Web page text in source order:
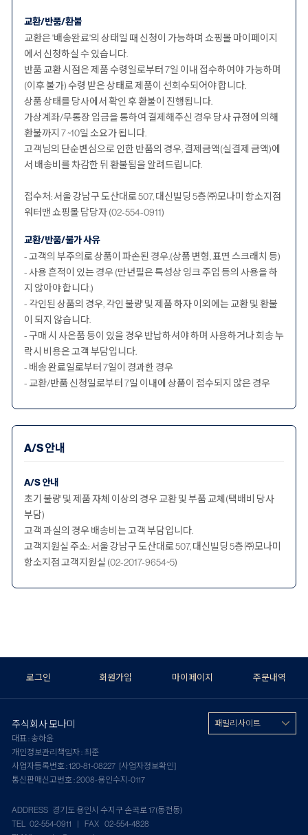
교환/반품/환불
교환은 '배송완료'의 상태일 때 신청이 가능하며 쇼핑몰 마이페이지
에서 신청하실 수 있습니다.
반품 교환 시점은 제품 수령일로부터 7일 이내 접수하여야 가능하며
(이후 불가) 수령 받은 상태로 제품이 선회수되어야 합니다.
상품 상태를 당사에서 확인 후 환불이 진행됩니다.
가상계좌/무통장 입금을 통하여 결제해주신 경우 당사 규정에 의해
환불까지 7 ~10일 소요가 됩니다.
고객님의 단순변심으로 인한 반품의 경우, 결제금액(실결제 금액)에
서 배송비를 차감한 뒤 환불됨을 알려드립니다.
접수처: 서울 강남구 도산대로 507, 대신빌딩 5층 ㈜모나미 항소지점
워터맨 쇼핑몰 담당자 (02-554-0911)
교환/반품/불가 사유
- 고객의 부주의로 상품이 파손된 경우.(상품 변형, 표면 스크래치 등)
- 사용 흔적이 있는 경우 (만년필은 특성상 잉크 주입 등의 사용을 하
지 않아야 합니다.)
- 각인된 상품의 경우, 각인 불량 및 제품 하자 이외에는 교환 및 환불
이 되지 않습니다.
- 구매 시 사은품 등이 있을 경우 반납하셔야 하며 사용하거나 회송 누
락시 비용은 고객 부담입니다.
- 배송 완료일로부터 7일이 경과한 경우
- 교환/반품 신청일로부터 7일 이내에 상품이 접수되지 않은 경우
A/S 안내
A/S 안내
초기 불량 및 제품 자체 이상의 경우 교환 및 부품 교체(택배비 당사
부담)
고객 과실의 경우 배송비는 고객 부담입니다.
고객지원실 주소: 서울 강남구 도산대로 507, 대신빌딩 5층 ㈜모나미
항소지점 고객지원실 (02-2017-9654~5)
로그인 회원가입 마이페이지 주문내역
주식회사 모나미
대표 : 송하윤
개인정보관리책임자 : 최준
사업자등록번호 : 120-81-08227 [사업자정보확인]
통신판매신고번호 : 2008-용인수지-0117
ADDRESS 경기도 용인시 수지구 손곡로 17(동천동)
TEL 02-554-0911 | FAX 02-554-4828
패밀리 사이트